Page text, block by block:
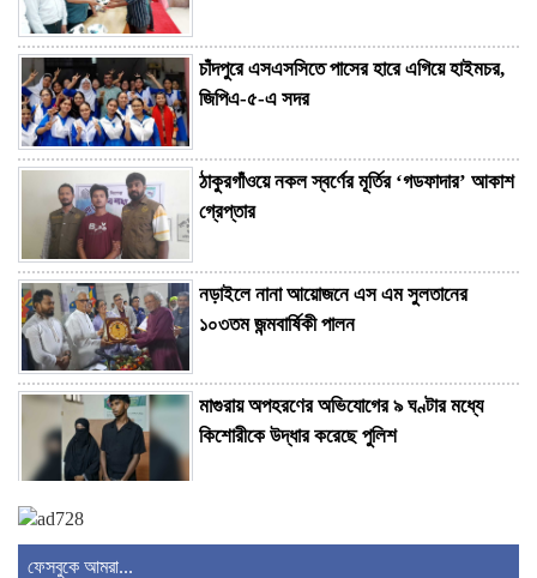
চাঁদপুরে এসএসসিতে পাসের হারে এগিয়ে হাইমচর,
জিপিএ-৫-এ সদর
ঠাকুরগাঁওয়ে নকল স্বর্ণের মূর্তির ‘গডফাদার’ আকাশ
গ্রেপ্তার
নড়াইলে নানা আয়োজনে এস এম সুলতানের
১০৩তম জন্মবার্ষিকী পালন
মাগুরায় অপহরণের অভিযোগের ৯ ঘণ্টার মধ্যে
কিশোরীকে উদ্ধার করেছে পুলিশ
সিরাজগঞ্জে জামায়াত আমির
ফেসবুকে আমরা...